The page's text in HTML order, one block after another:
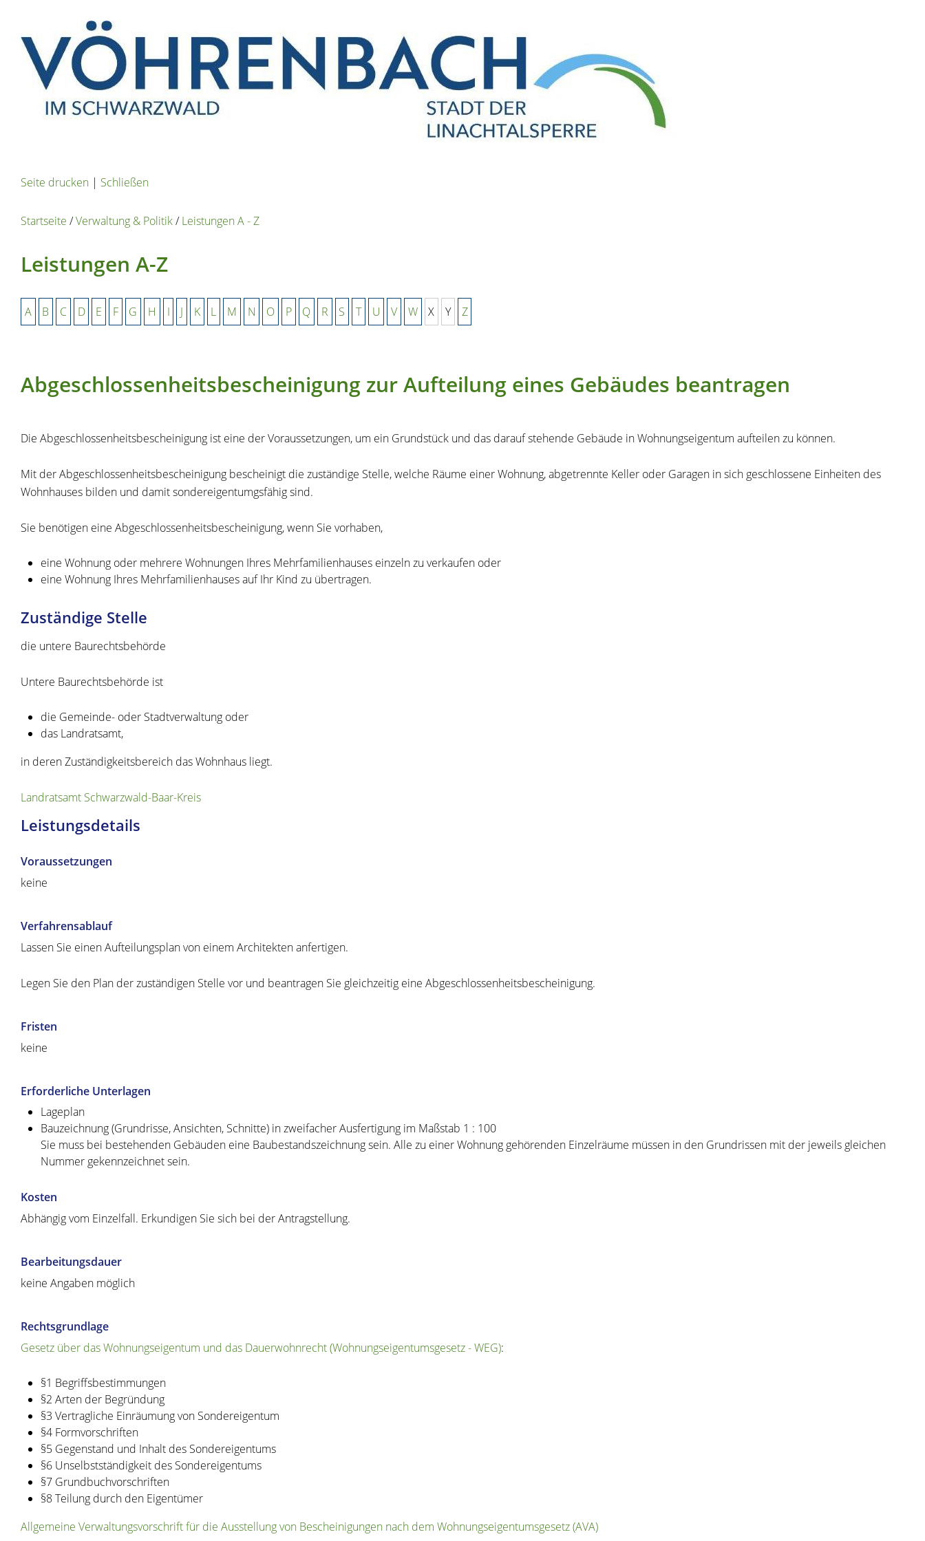
Seite drucken | Schließen
Startseite /Verwaltung & Politik/Leistungen A - Z
Leistungen A-Z
A B C D E F G H I J K L M N O P Q R S T U V W X Y Z
Abgeschlossenheitsbescheinigung zur Aufteilung eines Gebäudes beantragen
Die Abgeschlossenheitsbescheinigung ist eine der Voraussetzungen, um ein Grundstück und das darauf stehende Gebäude in Wohnungseigentum aufteilen zu können.
Mit der Abgeschlossenheitsbescheinigung bescheinigt die zuständige Stelle, welche Räume einer Wohnung, abgetrennte Keller oder Garagen in sich geschlossene Einheiten des
Wohnhauses bilden und damit sondereigentumgsfähig sind.
Sie benötigen eine Abgeschlossenheitsbescheinigung, wenn Sie vorhaben,
eine Wohnung oder mehrere Wohnungen Ihres Mehrfamilienhauses einzeln zu verkaufen oder
eine Wohnung Ihres Mehrfamilienhauses auf Ihr Kind zu übertragen.
Zuständige Stelle
die untere Baurechtsbehörde
Untere Baurechtsbehörde ist
die Gemeinde- oder Stadtverwaltung oder
das Landratsamt,
in deren Zuständigkeitsbereich das Wohnhaus liegt.
Landratsamt Schwarzwald-Baar-Kreis
Leistungsdetails
Voraussetzungen
keine
Verfahrensablauf
Lassen Sie einen Aufteilungsplan von einem Architekten anfertigen.
Legen Sie den Plan der zuständigen Stelle vor und beantragen Sie gleichzeitig eine Abgeschlossenheitsbescheinigung.
Fristen
keine
Erforderliche Unterlagen
Lageplan
Bauzeichnung (Grundrisse, Ansichten, Schnitte) in zweifacher Ausfertigung im Maßstab 1 : 100
Sie muss bei bestehenden Gebäuden eine Baubestandszeichnung sein. Alle zu einer Wohnung gehörenden Einzelräume müssen in den Grundrissen mit der jeweils gleichen
Nummer gekennzeichnet sein.
Kosten
Abhängig vom Einzelfall. Erkundigen Sie sich bei der Antragstellung.
Bearbeitungsdauer
keine Angaben möglich
Rechtsgrundlage
Gesetz über das Wohnungseigentum und das Dauerwohnrecht (Wohnungseigentumsgesetz - WEG):
§1 Begriffsbestimmungen
§2 Arten der Begründung
§3 Vertragliche Einräumung von Sondereigentum
§4 Formvorschriften
§5 Gegenstand und Inhalt des Sondereigentums
§6 Unselbstständigkeit des Sondereigentums
§7 Grundbuchvorschriften
§8 Teilung durch den Eigentümer
Allgemeine Verwaltungsvorschrift für die Ausstellung von Bescheinigungen nach dem Wohnungseigentumsgesetz (AVA)